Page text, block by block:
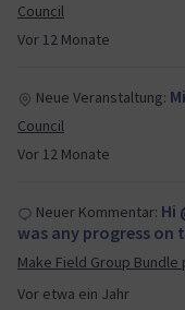
Vor 12 Monate
Council
Vor 12 Monate
Neue Veranstaltung:
Council
Vor etwa ein Jahr
Neuer Kommentar: Hi
was any progress
Make Field Group